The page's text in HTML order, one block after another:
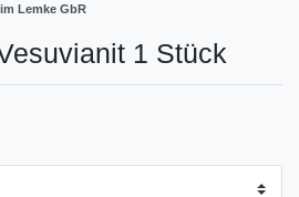
Lemke GbR
1 Stück